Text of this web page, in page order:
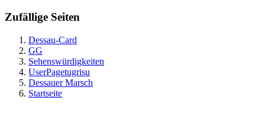
Zufällige Seiten
Dessau-Card
GG
Sehenswürdigkeiten
UserPagetugrisu
Dessauer Marsch
Startseite